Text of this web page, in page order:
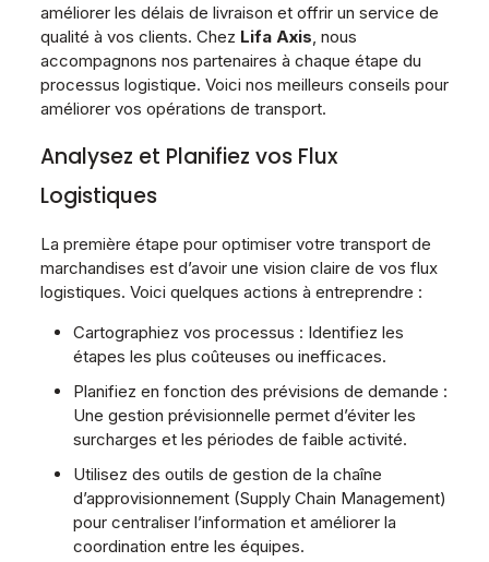
améliorer les délais de livraison et offrir un service de
qualité à vos clients. Chez Lifa Axis, nous
accompagnons nos partenaires à chaque étape du
processus logistique. Voici nos meilleurs conseils pour
améliorer vos opérations de transport.
Analysez et Planifiez vos Flux
Logistiques
La première étape pour optimiser votre transport de
marchandises est d’avoir une vision claire de vos flux
logistiques. Voici quelques actions à entreprendre :
Cartographiez vos processus : Identifiez les
étapes les plus coûteuses ou inefficaces.
Planifiez en fonction des prévisions de demande :
Une gestion prévisionnelle permet d’éviter les
surcharges et les périodes de faible activité.
Utilisez des outils de gestion de la chaîne
d’approvisionnement (Supply Chain Management)
pour centraliser l’information et améliorer la
coordination entre les équipes.